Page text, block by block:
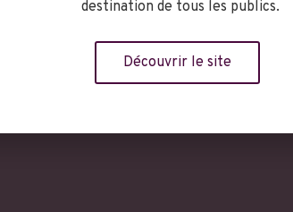
destination de tous les publics.
Découvrir le site